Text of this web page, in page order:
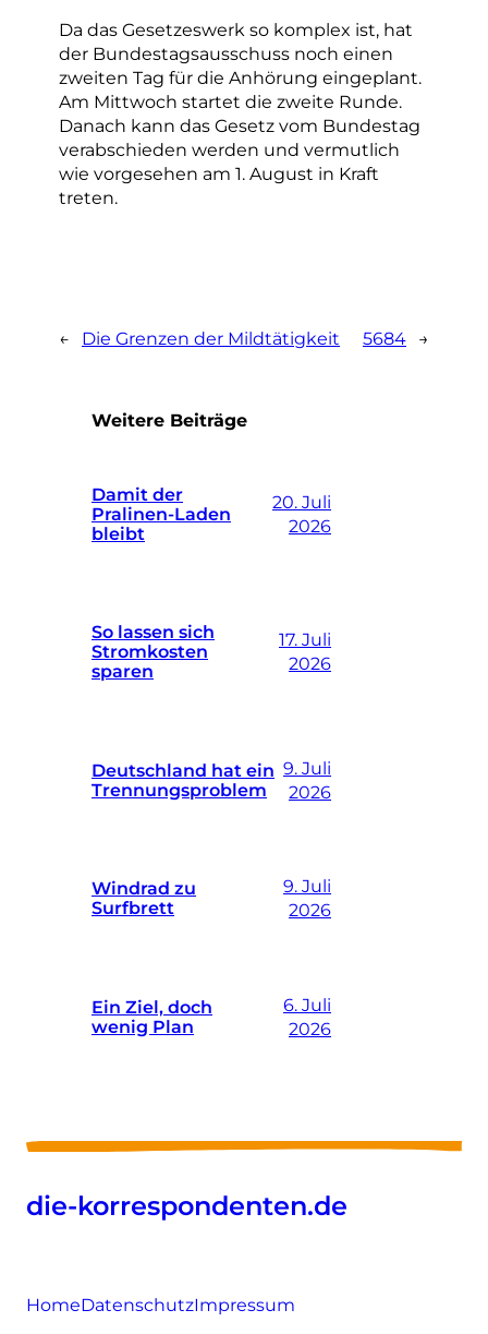
Da das Gesetzeswerk so komplex ist, hat
der Bundestagsausschuss noch einen
zweiten Tag für die Anhörung eingeplant.
Am Mittwoch startet die zweite Runde.
Danach kann das Gesetz vom Bundestag
verabschieden werden und vermutlich
wie vorgesehen am 1. August in Kraft
treten.
← Die Grenzen der Mildtätigkeit 5684 →
Weitere Beiträge
Damit der
Pralinen-Laden
bleibt
20. Juli
2026
So lassen sich
Stromkosten
sparen
17. Juli
2026
Deutschland hat ein
Trennungsproblem
9. Juli
2026
Windrad zu
Surfbrett
9. Juli
2026
Ein Ziel, doch
wenig Plan
6. Juli
2026
die-korrespondenten.de
HomeDatenschutzImpressum